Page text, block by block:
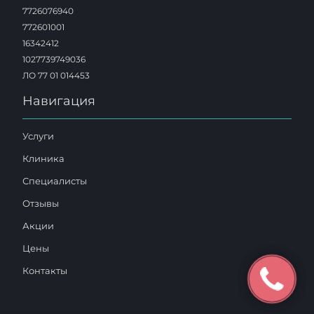
7726076940
772601001
16342412
1027739749036
ЛО 77 01 014453
Навигация
Услуги
Клиника
Специалисты
Отзывы
Акции
Цены
Контакты